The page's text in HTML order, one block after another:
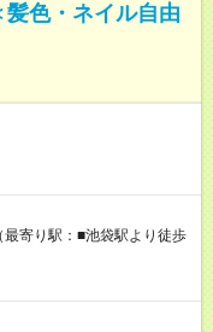
色・ネイル自由
寄り駅：■池袋駅より徒歩